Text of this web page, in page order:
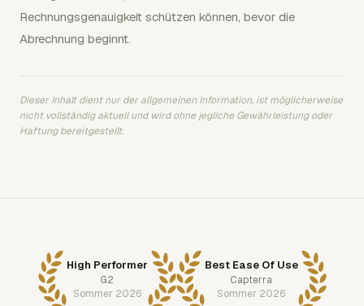
Rechnungsgenauigkeit schützen können, bevor die
Abrechnung beginnt.
Dieser Inhalt dient nur der allgemeinen Information, ist möglicherweise
nicht vollständig aktuell und wird ohne jegliche Gewährleistung oder
Haftung bereitgestellt.
High Performer
G2
Sommer 2026
Best Ease Of Use
Capterra
Sommer 2026